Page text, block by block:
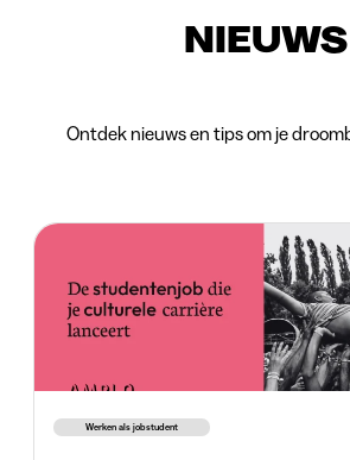
NIEUWS
Ontdek nieuws en tips om je
Werken als jobstudent